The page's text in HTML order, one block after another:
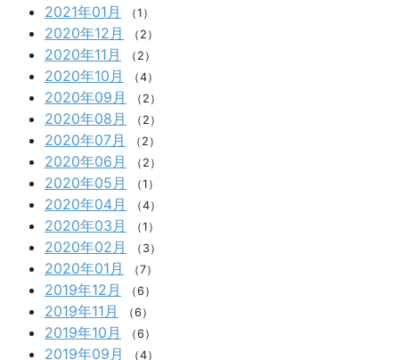
2021年01月 （1）
2020年12月 （2）
2020年11月 （2）
2020年10月 （4）
2020年09月 （2）
2020年08月 （2）
2020年07月 （2）
2020年06月 （2）
2020年05月 （1）
2020年04月 （4）
2020年03月 （1）
2020年02月 （3）
2020年01月 （7）
2019年12月 （6）
2019年11月 （6）
2019年10月 （6）
2019年09月 （4）